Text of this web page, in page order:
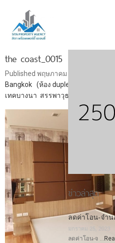
the coast_0015
Published พฤษภาคม 30, 2019
Bangkok (ห้อง duplex คอนโดใหญ่
เทคบางนา สรรพาวุธ สำโรง สุขุมวิ
ข่าวล่าสุด
ลดค่าโอน-จำ
มกราคม 25, 2023
ลดค่าโอน-จ …